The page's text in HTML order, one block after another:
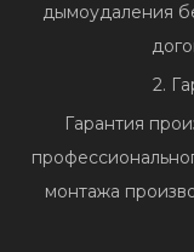
дымоудаления
2.
Гарантия
монтажа